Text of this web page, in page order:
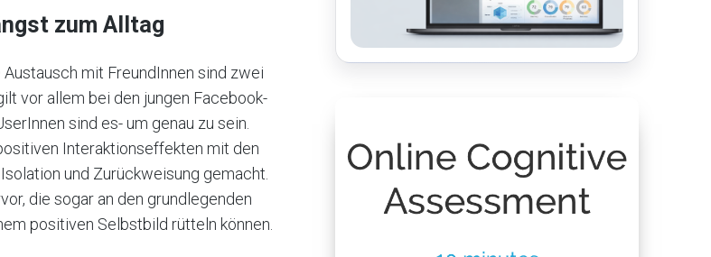
zum Alltag
mit FreundInnen sind zwei
vor allem bei den jungen Facebook-
sind es- um genau zu sein.
Interaktionseffekten mit den
und Zurückweisung gemacht.
die sogar an den grundlegenden
positiven Selbstbild rütteln können.